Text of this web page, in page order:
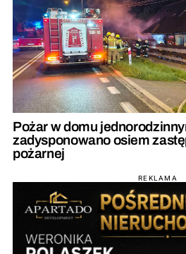
Pożar w domu
zadysponowano osiem
pożarnej
REKLAMA